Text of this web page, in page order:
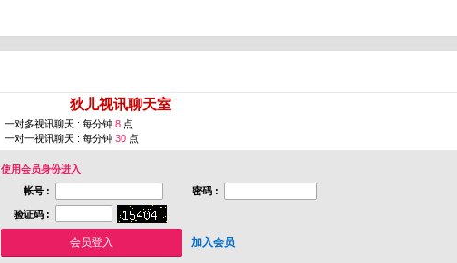
狄儿视讯聊天室
一对多视讯聊天 : 每分钟 8 点
一对一视讯聊天 : 每分钟 30 点
使用会员身份进入
帐号 :
密码 :
验证码 :
加入会员